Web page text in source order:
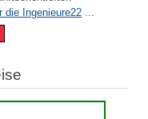
die Ingenieure22